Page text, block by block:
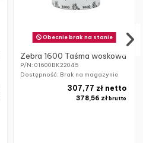
Obecnie brak na stanie
Zebra 1600 Taśma woskowa
P/N: 01600BK22045
Dostępność: Brak na magazynie
378,56 zł brutto
307,77 zł netto